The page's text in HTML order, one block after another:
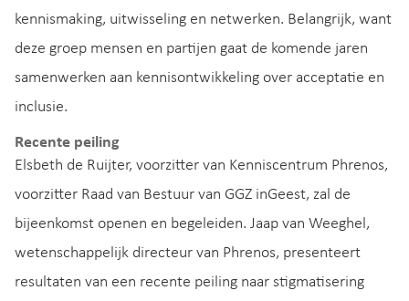
kennismaking, uitwisseling en netwerken. Belangrijk, want
deze groep mensen en partijen gaat de komende jaren
samenwerken aan kennisontwikkeling over acceptatie en
inclusie.
Recente peiling
Elsbeth de Ruijter, voorzitter van Kenniscentrum Phrenos,
voorzitter Raad van Bestuur van GGZ inGeest, zal de
bijeenkomst openen en begeleiden. Jaap van Weeghel,
wetenschappelijk directeur van Phrenos, presenteert
resultaten van een recente peiling naar stigmatisering